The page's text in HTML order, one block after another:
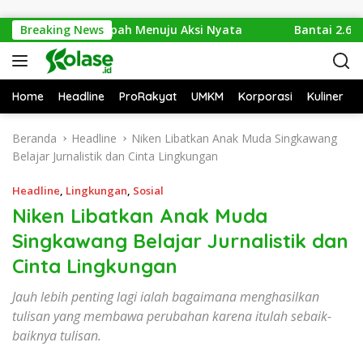
Breaking News
Dari Isu Sampah Menuju Aksi Nyata Bantai 2.600
Home Headline ProRakyat UMKM Korporasi Kuliner
Beranda Headline
Niken Libatkan Anak Muda Singkawang
Belajar Jurnalistik dan Cinta Lingkungan
Headline, Lingkungan, Sosial
Niken Libatkan Anak Muda
Singkawang Belajar Jurnalistik dan
Cinta Lingkungan
Jauh lebih penting lagi ialah bagaimana menghasilkan
tulisan yang membawa perubahan karena itulah sebaik-
baiknya tulisan.